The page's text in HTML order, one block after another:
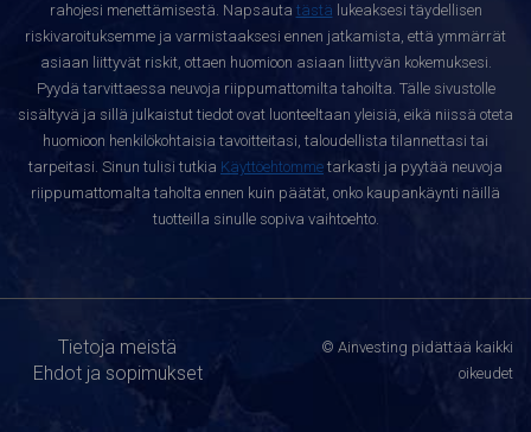
rahojesi menettämisestä. Napsauta tästä lukeaksesi täydellisen
riskivaroituksemme ja varmistaaksesi ennen jatkamista, että ymmärrät
asiaan liittyvät riskit, ottaen huomioon asiaan liittyvän kokemuksesi.
Pyydä tarvittaessa neuvoja riippumattomilta tahoilta. Tälle sivustolle
sisältyvä ja sillä julkaistut tiedot ovat luonteeltaan yleisiä, eikä niissä oteta
huomioon henkilökohtaisia tavoitteitasi, taloudellista tilannettasi tai
tarpeitasi. Sinun tulisi tutkia Käyttöehtomme tarkasti ja pyytää neuvoja
riippumattomalta taholta ennen kuin päätät, onko kaupankäynti näillä
tuotteilla sinulle sopiva vaihtoehto.
Tietoja meistä
Ehdot ja sopimukset
© Ainvesting pidättää kaikki
oikeudet